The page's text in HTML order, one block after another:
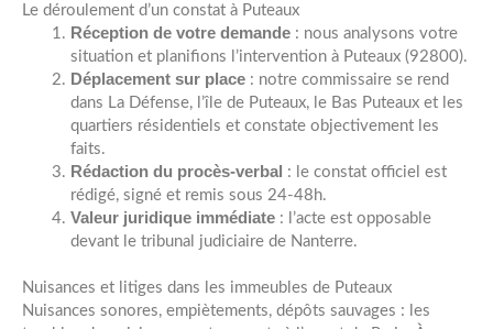
Le déroulement d’un constat à Puteaux
Réception de votre demande: nous analysons votre
situation et planifions l’intervention à Puteaux (92800).
Déplacement sur place: notre commissaire se rend
dans La Défense, l’île de Puteaux, le Bas Puteaux et les
quartiers résidentiels et constate objectivement les
faits.
Rédaction du procès-verbal : le constat officiel est
rédigé, signé et remis sous 24-48h.
Valeur juridique immédiate: l’acte est opposable
devant le tribunal judiciaire de Nanterre.
Nuisances et litiges dans les immeubles de Puteaux
Nuisances sonores, empiètements, dépôts sauvages : les